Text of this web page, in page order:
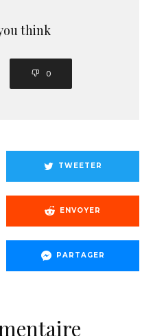
think
0
TWEETER
ENVOYER
PARTAGER